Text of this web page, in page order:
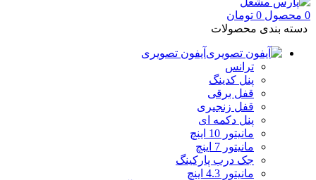
0 محصول 0 تومان
دسته بندی محصولات
آیفون تصویری
ترانس
پنل کدینگ
قفل برقی
قفل زنجیری
پنل دکمه‌ ای
مانیتور 10 اینچ
مانیتور 7 اینچ
جک درب پارکینگ
مانیتور 4.3 اینچ